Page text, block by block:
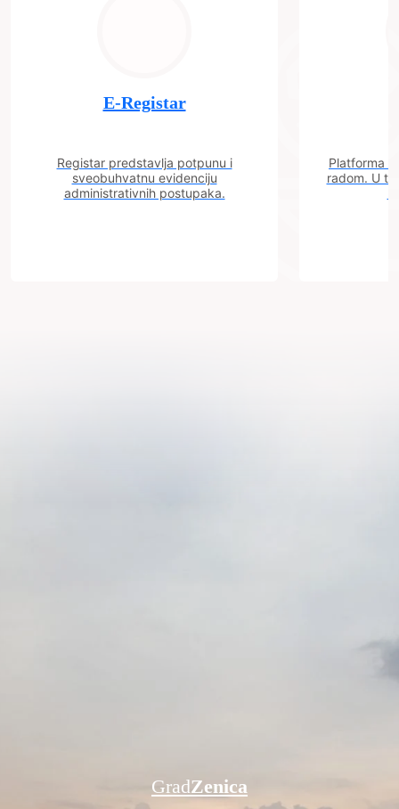
E-Registar
Registar predstavlja potpunu i
sveobuhvatnu evidenciju
administrativnih postupaka.
Platforma
radom. U
GradZenica